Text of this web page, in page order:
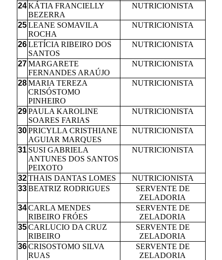
24 KÁTIA FRANCIELLY
BEZERRA
NUTRICIONISTA
25 LEANE SOMAVILA
ROCHA
NUTRICIONISTA
26 LETÍCIA RIBEIRO DOS
SANTOS
NUTRICIONISTA
27 MARGARETE
FERNANDES ARAÚJO
NUTRICIONISTA
28 MARIA TEREZA
CRISÓSTOMO
PINHEIRO
NUTRICIONISTA
29 PAULA KAROLINE
SOARES FARIAS
NUTRICIONISTA
30 PRICYLLA CRISTHIANE
AGUIAR MARQUES
NUTRICIONISTA
31 SUSI GABRIELA
ANTUNES DOS SANTOS
PEIXOTO
NUTRICIONISTA
32 THAIS DANTAS LOMES
NUTRICIONISTA
33 BEATRIZ RODRIGUES
SERVENTE DE
ZELADORIA
34 CARLA MENDES
RIBEIRO FRÓES
SERVENTE DE
ZELADORIA
35 CARLUCIO DA CRUZ
RIBEIRO
SERVENTE DE
ZELADORIA
36 CRISOSTOMO SILVA
RUAS
SERVENTE DE
ZELADORIA